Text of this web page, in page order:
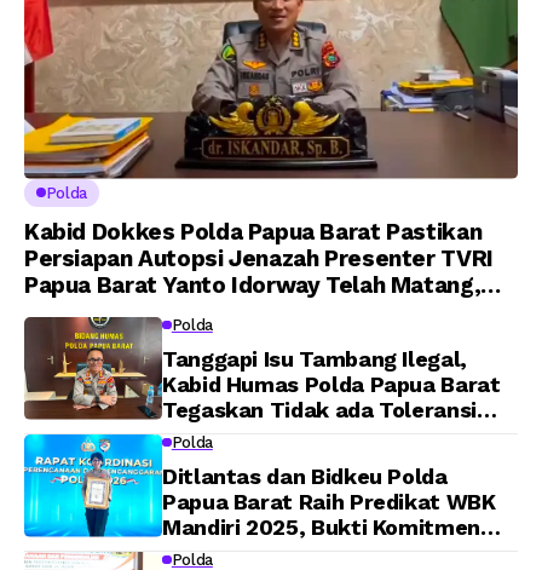
Polda
Kabid Dokkes Polda Papua Barat Pastikan
Persiapan Autopsi Jenazah Presenter TVRI
Papua Barat Yanto Idorway Telah Matang,
Pelaksanaan Dijadwalkan Kamis
Polda
Tanggapi Isu Tambang Ilegal,
Kabid Humas Polda Papua Barat
Tegaskan Tidak ada Toleransi
bagi Oknum Anggota
Polda
Ditlantas dan Bidkeu Polda
Papua Barat Raih Predikat WBK
Mandiri 2025, Bukti Komitmen
Wujudkan Pelayanan Bersih dan
Polda